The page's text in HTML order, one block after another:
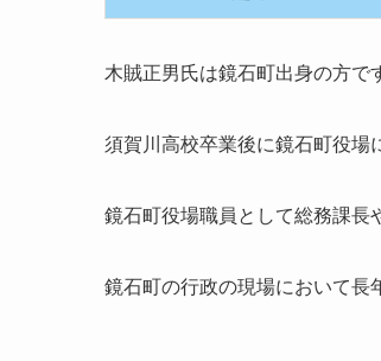
木賊正男氏は鏡石町出身の方で
須賀川高校卒業後に鏡石町役場
鏡石町役場職員として総務課長
鏡石町の行政の現場において長